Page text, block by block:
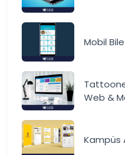
Mobil
Web &
Kampüs